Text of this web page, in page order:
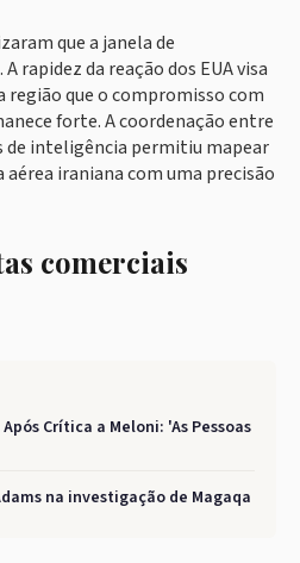
que a janela de
rapidez da reação dos EUA visa
região que o compromisso com
forte. A coordenação entre
de inteligência permitiu mapear
iraniana com uma precisão
comerciais
Crítica a Meloni: 'As Pessoas
na investigação de Magaqa